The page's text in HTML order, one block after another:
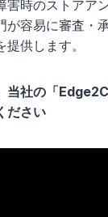
害時のストアア
が容易に審査・
提供します。
当社の「
ださい